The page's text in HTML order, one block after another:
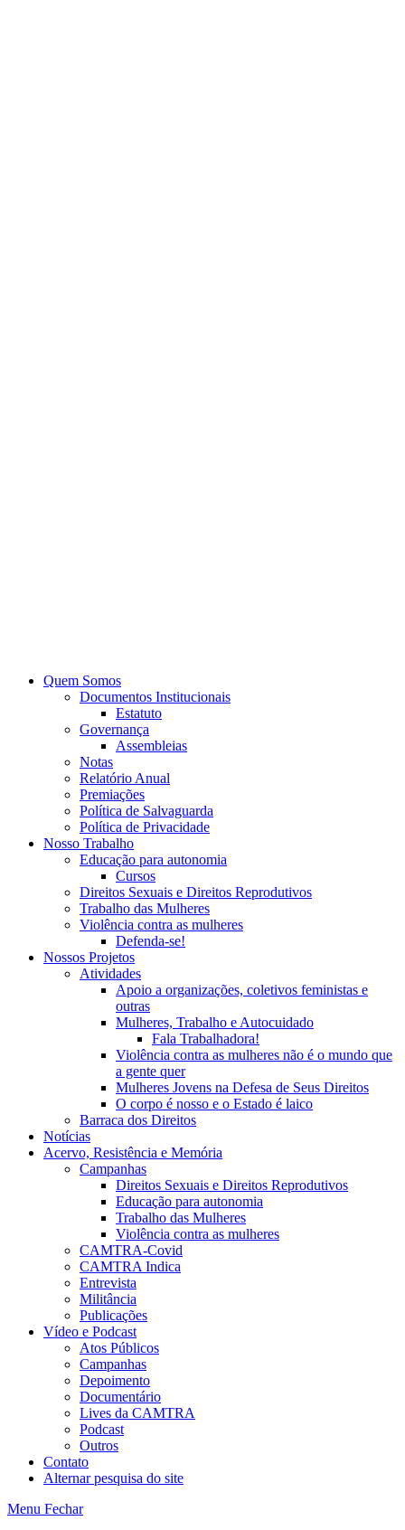
Quem Somos
Documentos Institucionais
Estatuto
Governança
Assembleias
Notas
Relatório Anual
Premiações
Política de Salvaguarda
Política de Privacidade
Nosso Trabalho
Educação para autonomia
Cursos
Direitos Sexuais e Direitos Reprodutivos
Trabalho das Mulheres
Violência contra as mulheres
Defenda-se!
Nossos Projetos
Atividades
Apoio a organizações, coletivos feministas e
outras
Mulheres, Trabalho e Autocuidado
Fala Trabalhadora!
Violência contra as mulheres não é o mundo que
a gente quer
Mulheres Jovens na Defesa de Seus Direitos
O corpo é nosso e o Estado é laico
Barraca dos Direitos
Notícias
Acervo, Resistência e Memória
Campanhas
Direitos Sexuais e Direitos Reprodutivos
Educação para autonomia
Trabalho das Mulheres
Violência contra as mulheres
CAMTRA-Covid
CAMTRA Indica
Entrevista
Militância
Publicações
Vídeo e Podcast
Atos Públicos
Campanhas
Depoimento
Documentário
Lives da CAMTRA
Podcast
Outros
Contato
Alternar pesquisa do site
Menu Fechar